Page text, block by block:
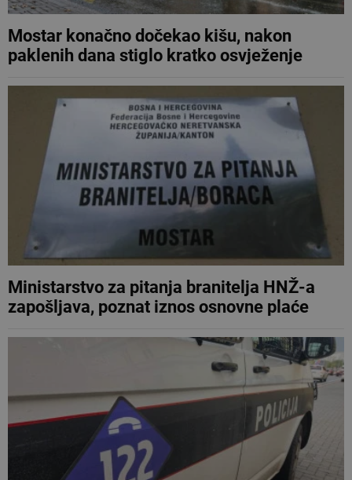
Mostar konačno dočekao kišu, nakon
paklenih dana stiglo kratko osvježenje
Ministarstvo za pitanja branitelja HNŽ-a
zapošljava, poznat iznos osnovne plaće